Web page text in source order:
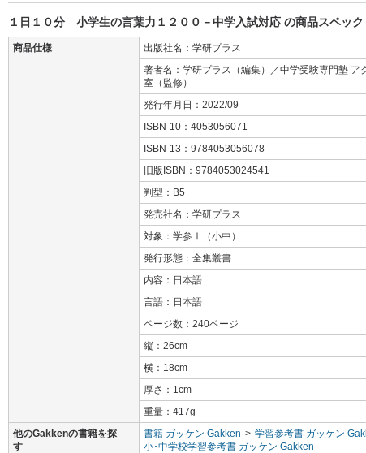
１日１０分 小学生の言葉力１２００－中学入試対応 の商品スペック
商品仕様
出版社名：学研プラス
著者名：学研プラス（編集）／中学受験専門塾 ア
室（監修）
発行年月日：2022/09
ISBN-10：4053056071
ISBN-13：9784053056078
旧版ISBN：9784053024541
判型：B5
発売社名：学研プラス
対象：学参Ⅰ（小中）
発行形態：全集叢書
内容：日本語
言語：日本語
ページ数：240ページ
縦：26cm
横：18cm
厚さ：1cm
重量：417g
他のGakkenの書籍を探
す
書籍 ガッケン Gakken > 学習参考書 ガッケン
小･中学校学習参考書 ガッケン Gakken